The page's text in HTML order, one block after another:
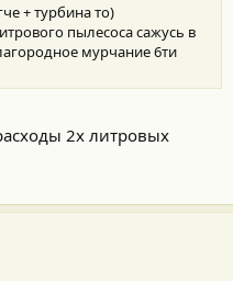
+ турбина то)
пылесоса сажусь в
мурчание 6ти
2х литровых